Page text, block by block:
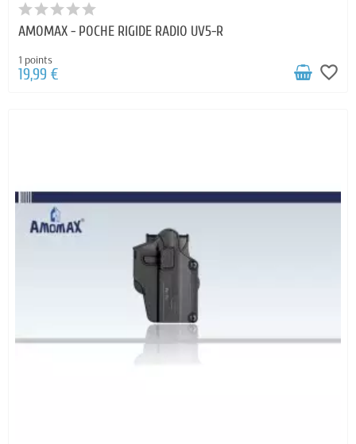
AMOMAX - POCHE RIGIDE RADIO UV5-R
1 points
19,99 € favorite_border